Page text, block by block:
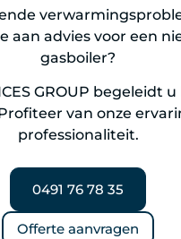
aan advies voor een
gasboiler?
GROUP begeleidt
van onze
professionaliteit.
0491 76 78 35
Offerte aanvragen